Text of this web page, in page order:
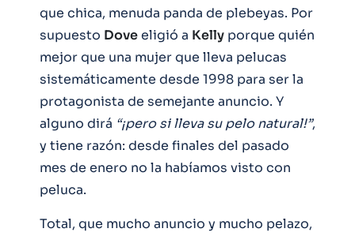
que chica, menuda panda de plebeyas. Por
supuesto Doveeligió a Kelly porque quién
mejor que una mujer que lleva pelucas
sistemáticamente desde 1998 para ser la
protagonista de semejante anuncio. Y
alguno dirá “¡pero si lleva su pelo natural!”,
y tiene razón: desde finales del pasado
mes de enero no la habíamos visto con
peluca.
Total, que mucho anuncio y mucho pelazo,